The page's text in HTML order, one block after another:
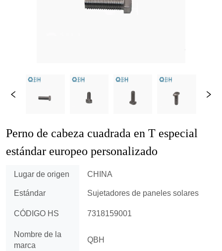
Perno de cabeza cuadrada en T especial
estándar europeo personalizado